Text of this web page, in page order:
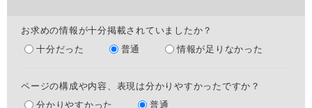
お求めの情報が十分掲載されていましたか？
十分だった
普通 情報が足りなかった
ページの構成や内容、表現は分かりやすかったですか？
分かりやすかった
普通